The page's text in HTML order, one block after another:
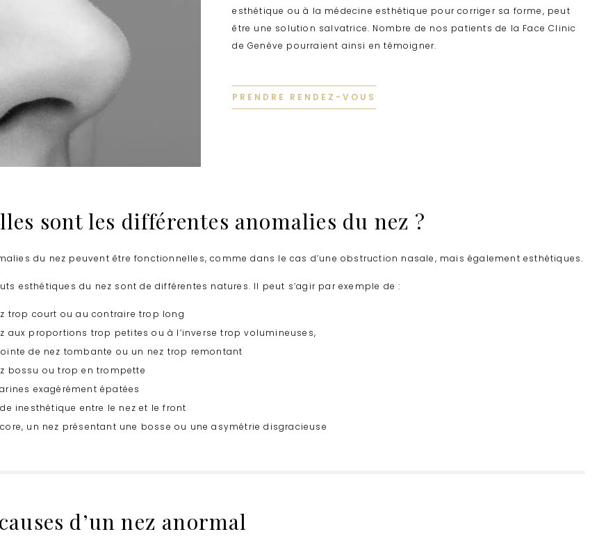
esthétique ou à la médecine esthétique pour corriger sa forme, peut
être une solution salvatrice. Nombre de nos patients de la Face Clinic
de Genève pourraient ainsi en témoigner.
PRENDRE RENDEZ-VOUS
sont les différentes anomalies du nez ?
du nez peuvent être fonctionnelles, comme dans le cas d’une obstruction nasale, mais également esthétiques.
esthétiques du nez sont de différentes natures. Il peut s’agir par exemple de :
trop court ou au contraire trop long
aux proportions trop petites ou à l’inverse trop volumineuses,
de nez tombante ou un nez trop remontant
bossu ou trop en trompette
exagérément épatées
inesthétique entre le nez et le front
un nez présentant une bosse ou une asymétrie disgracieuse
d’un nez anormal